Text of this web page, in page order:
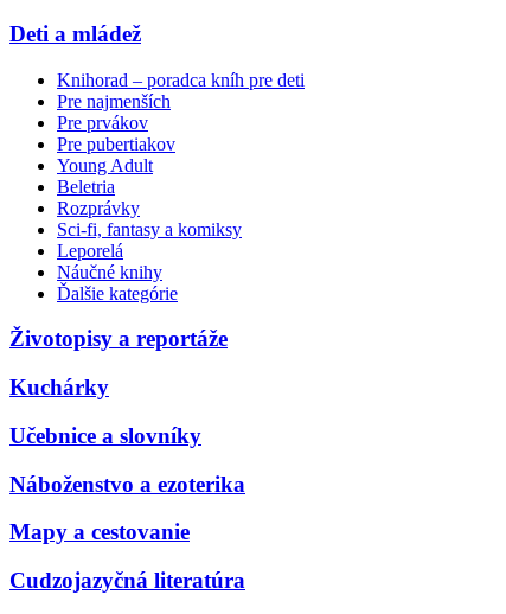
Deti a mládež
Knihorad – poradca kníh pre deti
Pre najmenších
Pre prvákov
Pre pubertiakov
Young Adult
Beletria
Rozprávky
Sci-fi, fantasy a komiksy
Leporelá
Náučné knihy
Ďalšie kategórie
Životopisy a reportáže
Kuchárky
Učebnice a slovníky
Náboženstvo a ezoterika
Mapy a cestovanie
Cudzojazyčná literatúra